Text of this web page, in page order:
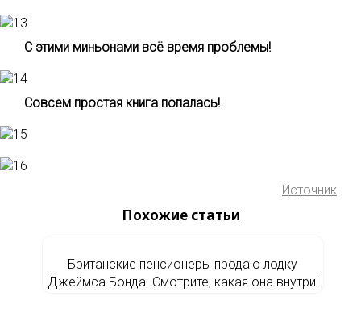
С этими миньонами всё время проблемы!
Совсем простая книга попалась!
Источник
Похожие статьи
Британские пенсионеры продаю лодку
Джеймса Бонда. Смотрите, какая она внутри!